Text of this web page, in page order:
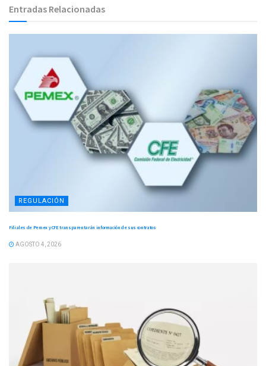
Entradas Relacionadas
REGULACIÓN
Filiales de Pemex y CFE transparentarán información de sus contratos
AGOSTO 4, 2026